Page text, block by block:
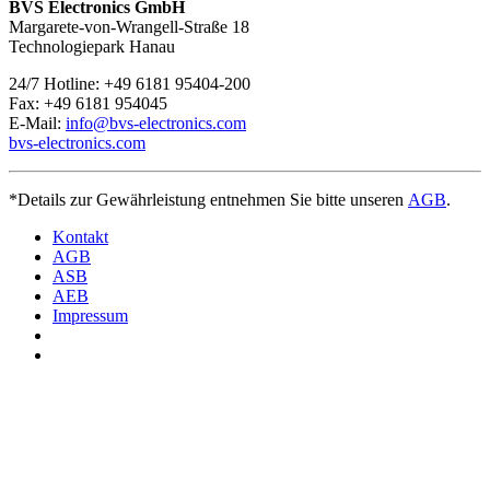
95404-200.
BVS Electronics GmbH
Margarete-von-Wrangell-Straße 18
Technologiepark Hanau
24/7 Hotline: +49 6181 95404-200
Fax: +49 6181 954045
E-Mail: info@bvs-electronics.com
bvs-electronics.com
*Details zur Gewährleistung entnehmen Sie bitte unseren AGB.
Kontakt
AGB
ASB
AEB
Impressum